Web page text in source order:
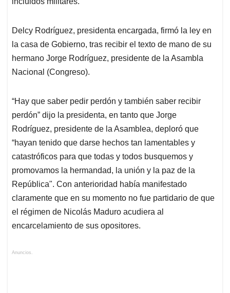
Delcy Rodríguez, presidenta encargada, firmó la ley en
la casa de Gobierno, tras recibir el texto de mano de su
hermano Jorge Rodríguez, presidente de la Asambla
Nacional (Congreso).
“Hay que saber pedir perdón y también saber recibir
perdón” dijo la presidenta, en tanto que Jorge
Rodríguez, presidente de la Asamblea, deploró que
“hayan tenido que darse hechos tan lamentables y
catastróficos para que todas y todos busquemos y
promovamos la hermandad, la unión y la paz de la
República". Con anterioridad había manifestado
claramente que en su momento no fue partidario de que
el régimen de Nicolás Maduro acudiera al
encarcelamiento de sus opositores.
Anuncios.